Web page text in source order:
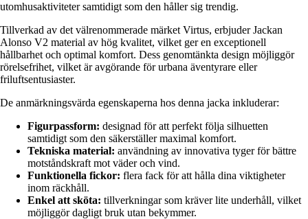
utomhusaktiviteter samtidigt som den håller sig trendig.
Tillverkad av det välrenommerade märket Virtus, erbjuder Jackan
Alonso V2 material av hög kvalitet, vilket ger en exceptionell
hållbarhet och optimal komfort. Dess genomtänkta design möjliggör
rörelsefrihet, vilket är avgörande för urbana äventyrare eller
friluftsentusiaster.
De anmärkningsvärda egenskaperna hos denna jacka inkluderar:
Figurpassform: designad för att perfekt följa silhuetten
samtidigt som den säkerställer maximal komfort.
Tekniska material: användning av innovativa tyger för bättre
motståndskraft mot väder och vind.
Funktionella fickor: flera fack för att hålla dina viktigheter
inom räckhåll.
Enkel att sköta: tillverkningar som kräver lite underhåll, vilket
möjliggör dagligt bruk utan bekymmer.